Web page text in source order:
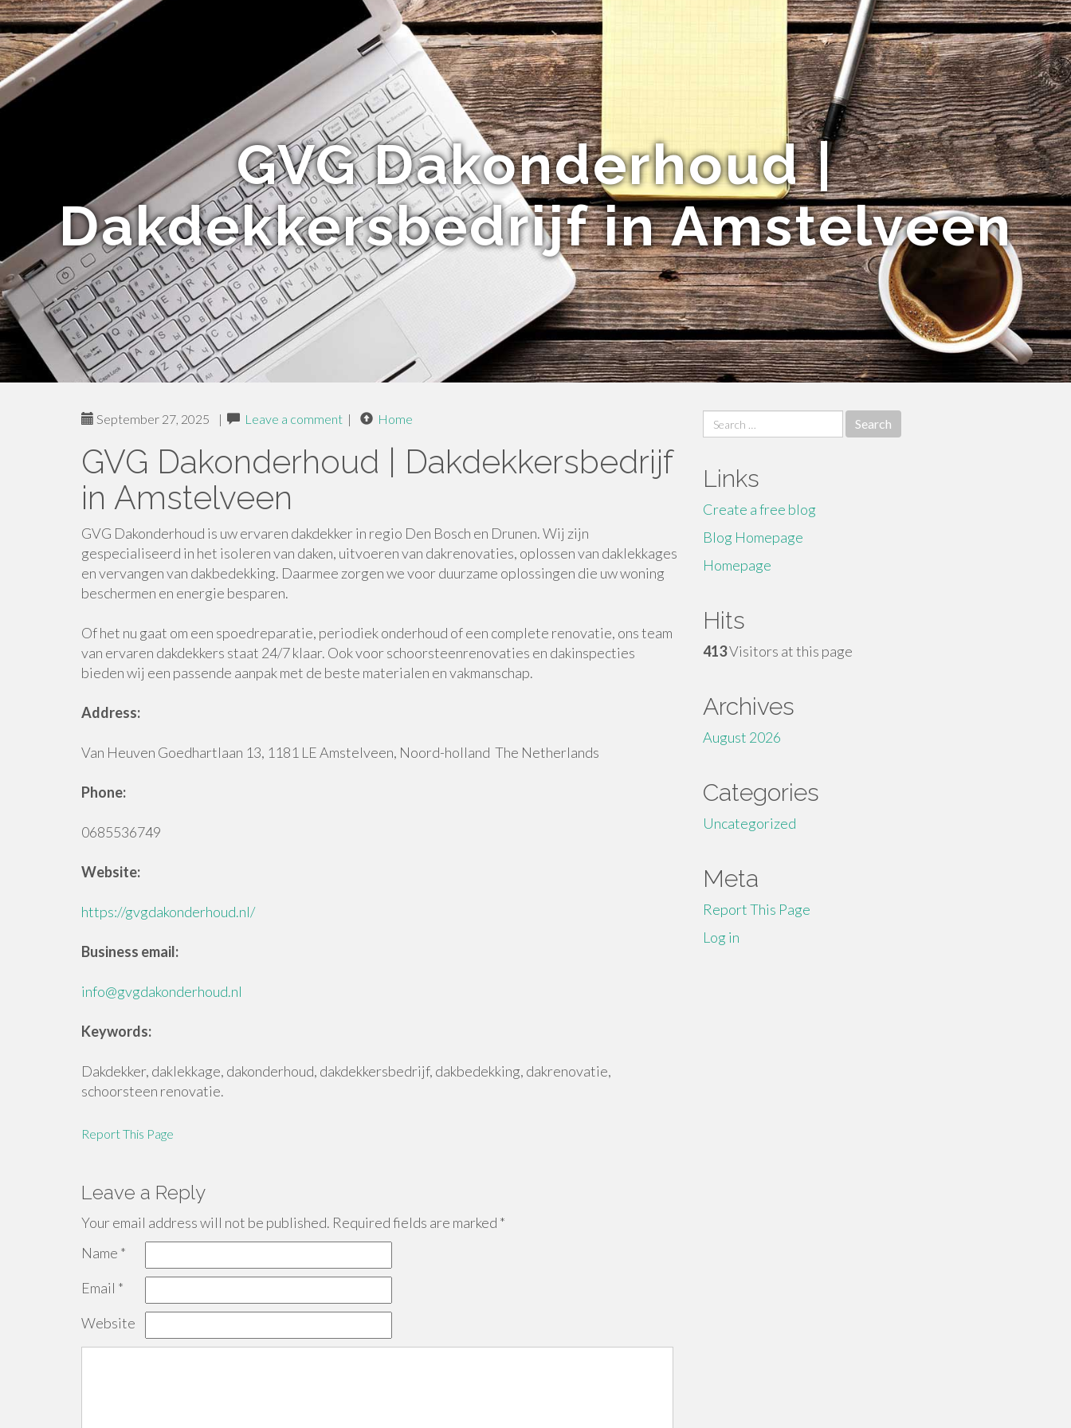
GVG Dakonderhoud |
Dakdekkersbedrijf in Amstelveen
September 27, 2025 | Leave a comment | Home
GVG Dakonderhoud | Dakdekkersbedrijf
in Amstelveen
GVG Dakonderhoud is uw ervaren dakdekker in regio Den Bosch en Drunen. Wij zijn
gespecialiseerd in het isoleren van daken, uitvoeren van dakrenovaties, oplossen van daklekkages
en vervangen van dakbedekking. Daarmee zorgen we voor duurzame oplossingen die uw woning
beschermen en energie besparen.
Of het nu gaat om een spoedreparatie, periodiek onderhoud of een complete renovatie, ons team
van ervaren dakdekkers staat 24/7 klaar. Ook voor schoorsteenrenovaties en dakinspecties
bieden wij een passende aanpak met de beste materialen en vakmanschap.
Address:
Van Heuven Goedhartlaan 13, 1181 LE Amstelveen, Noord-holland The Netherlands
Phone:
0685536749
Website:
https://gvgdakonderhoud.nl/
Business email:
info@gvgdakonderhoud.nl
Keywords:
Dakdekker, daklekkage, dakonderhoud, dakdekkersbedrijf, dakbedekking, dakrenovatie,
schoorsteen renovatie.
Report This Page
Leave a Reply
Your email address will not be published. Required fields are marked *
Name *
Email *
Website
Search
for:
Links
Create a free blog
Blog Homepage
Homepage
Hits
413Visitors at this page
Archives
August 2026
Categories
Uncategorized
Meta
Report This Page
Log in